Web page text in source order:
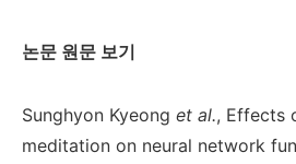
논문 원문 보기
Sunghyon Kyeong et al., Effects
meditation on neural network